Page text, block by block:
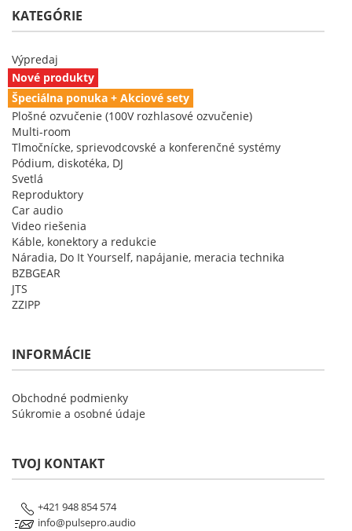
KATEGÓRIE
Výpredaj
Nové produkty
Špeciálna ponuka + Akciové sety
Plošné ozvučenie (100V rozhlasové ozvučenie)
Multi-room
Tlmočnícke, sprievodcovské a konferenčné systémy
Pódium, diskotéka, DJ
Svetlá
Reproduktory
Car audio
Video riešenia
Káble, konektory a redukcie
Náradia, Do It Yourself, napájanie, meracia technika
BZBGEAR
JTS
ZZIPP
INFORMÁCIE
Obchodné podmienky
Súkromie a osobné údaje
TVOJ KONTAKT
+421 948 854 574
info@pulsepro.audio